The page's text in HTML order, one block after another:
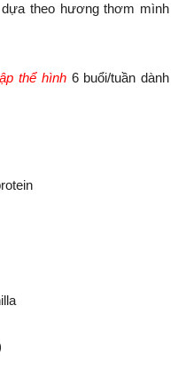
dựa theo hương thơm mình
thể hình6 buổi/tuần dành